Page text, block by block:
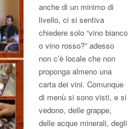
anche di un minimo di
livello, ci si sentiva
chiedere solo “vino bianco
o vino rosso?” adesso
non c’è locale che non
proponga almeno una
carta dei vini. Comunque
di menù si sono visti, e si
vedono, delle grappe,
delle acque minerali, degli